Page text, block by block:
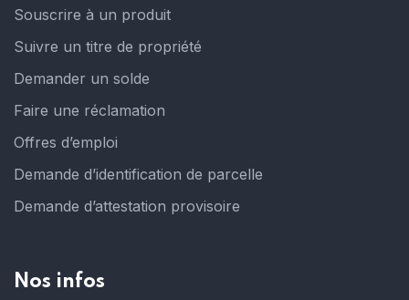
Souscrire à un produit
Suivre un titre de propriété
Demander un solde
Faire une réclamation
Offres d’emploi
Demande d’identification de parcelle
Demande d’attestation provisoire
Nos infos